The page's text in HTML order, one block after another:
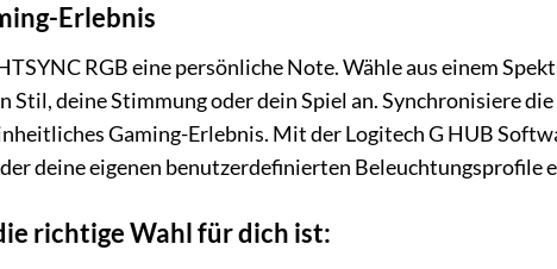
Erlebnis
RGB eine persönliche Note. Wähle aus einem
Stil, deine Stimmung oder dein Spiel an. Synchronisiere
Gaming-Erlebnis. Mit der Logitech G HUB
deine eigenen benutzerdefinierten Beleuchtungsprofile
richtige Wahl für dich ist: